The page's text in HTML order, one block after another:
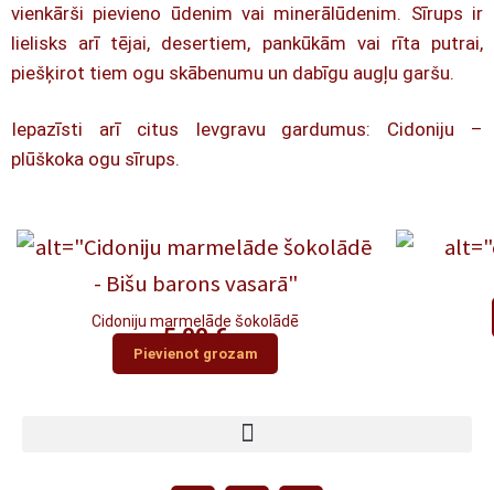
vienkārši pievieno ūdenim vai minerālūdenim. Sīrups ir
lielisks arī tējai, desertiem, pankūkām vai rīta putrai,
piešķirot tiem ogu skābenumu un dabīgu augļu garšu.
Iepazīsti arī citus Ievgravu gardumus: Cidoniju –
plūškoka ogu sīrups.
Cidoniju marmelāde šokolādē
5,00€
Pievienot grozam